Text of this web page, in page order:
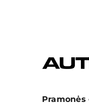
Pramonės